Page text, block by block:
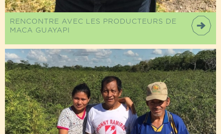
RENCONTRE AVEC LES PRODUCTEURS DE
MACA GUAYAPI